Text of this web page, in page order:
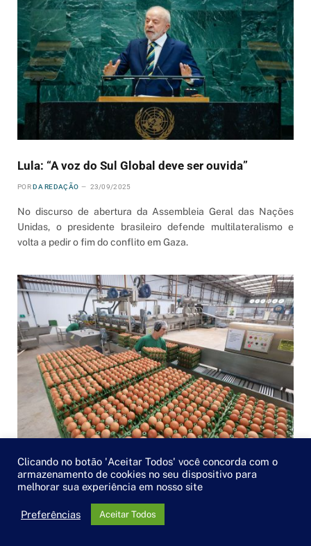
Lula: “A voz do Sul Global deve ser ouvida”
POR DA REDAÇÃO 23/09/2025
No discurso de abertura da Assembleia Geral das Nações
Unidas, o presidente brasileiro defende multilateralismo e
volta a pedir o fim do conflito em Gaza.
Crescem exportações brasileiras de ovos
POR DA REDAÇÃO 11/08/2025
Maior mercado do produto são os Estados Unidos, mas
Emirados Árabes Unidos são o quinto principal destino, com
Clicando no botão 'Aceitar Todos' você concorda com o
armazenamento de cookies no seu dispositivo para
melhorar sua experiência em nosso site
Preferências Aceitar Todos